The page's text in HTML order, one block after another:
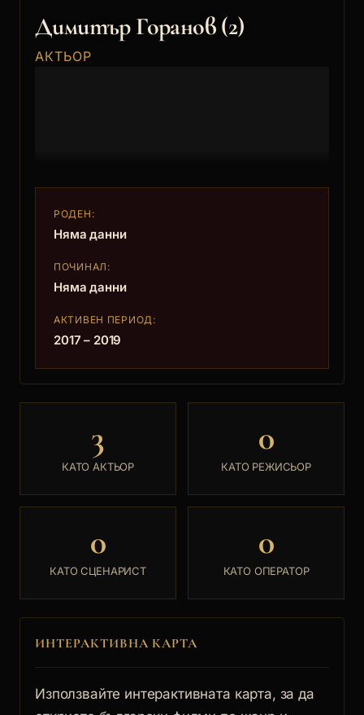
Димитър Горанов (2)
АКТЬОР
РОДЕН:
Няма данни
ПОЧИНАЛ:
Няма данни
АКТИВЕН ПЕРИОД:
2017 – 2019
3
КАТО АКТЬОР
0
КАТО РЕЖИСЬОР
0
КАТО СЦЕНАРИСТ
0
КАТО ОПЕРАТОР
ИНТЕРАКТИВНА КАРТА
Използвайте интерактивната карта, за да